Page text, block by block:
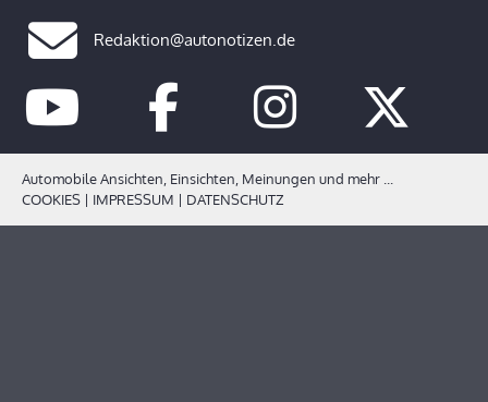
Redaktion@autonotizen.de
Automobile Ansichten, Einsichten, Meinungen und mehr ...
COOKIES | IMPRESSUM | DATENSCHUTZ